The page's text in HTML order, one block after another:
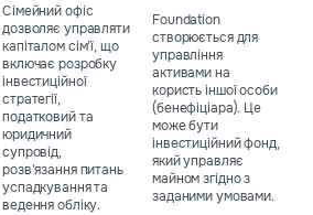
Сімейний офіс
дозволяє управляти
капіталом сім’ї, що
включає розробку
інвестиційної
стратегії,
податковий та
юридичний
супровід,
розв’язання питань
успадкування та
ведення обліку.
Foundation
створюється для
управління
активами на
користь іншої особи
(бенефіціара). Це
може бути
інвестиційний фонд,
який управляє
майном згідно з
заданими умовами.